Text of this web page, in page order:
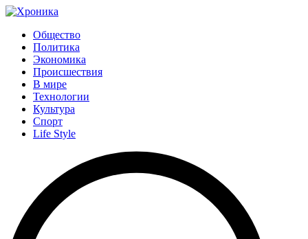
Общество
Политика
Экономика
Происшествия
В мире
Технологии
Культура
Спорт
Life Style